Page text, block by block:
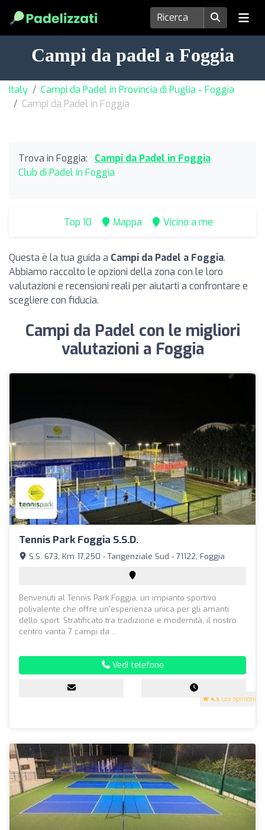
Campi da padel a Foggia
Italy
Campi da Padel in Provincia di Puglia - Foggia
Campi da Padel in Foggia
Trova in Foggia:
Campi da Padel in Foggia
Club di Padel in Foggia
Top 10 Mappa Vicino a me
Questa è la tua guida a Campi da Padel a Foggia.
Abbiamo raccolto le opzioni della zona con le loro
valutazioni e recensioni reali per aiutarti a confrontare e
scegliere con fiducia.
Campi da Padel con le migliori
valutazioni a Foggia
Tennis Park Foggia S.S.D.
4.5 (39 opinioni)
S.S. 673, Km 17,250 - Tangenziale Sud - 71122, Foggia
Benvenuti al Tennis Park Foggia, un impianto sportivo
polivalente che offre un'esperienza unica per gli amanti
dello sport. Stratificato tra tradizione e modernità, il nostro
centro vanta 7 campi da ...
Vedi telefono